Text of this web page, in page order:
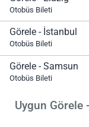
Otobüs Bileti
Görele - İstanbul
Otobüs Bileti
Görele - Samsun
Otobüs Bileti
Uygun Görele